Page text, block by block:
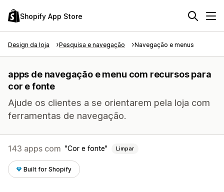
Shopify App Store
Design da loja Pesquisa e navegação Navegação e menus
apps de navegação e menu com recursos para
cor e fonte
Ajude os clientes a se orientarem pela loja com
ferramentas de navegação.
143 apps com Cor e fonte Limpar
Built for Shopify